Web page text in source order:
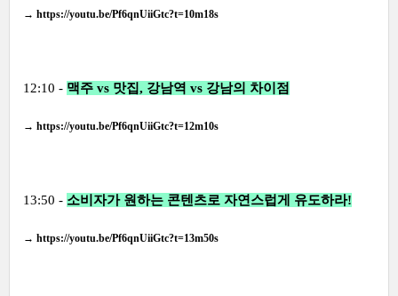
→ https://youtu.be/Pf6qnUiiGtc?t=10m18s
12:10 - 맥주 vs 맛집, 강남역 vs 강남의 차이점
→ https://youtu.be/Pf6qnUiiGtc?t=12m10s
13:50 - 소비자가 원하는 콘텐츠로 자연스럽게 유도하라!
→ https://youtu.be/Pf6qnUiiGtc?t=13m50s